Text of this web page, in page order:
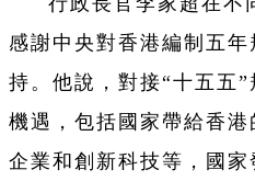
感謝中央對香港編制五
持。他說，對接“十五五
機遇，包括國家帶給香港
企業和創新科技等，國家